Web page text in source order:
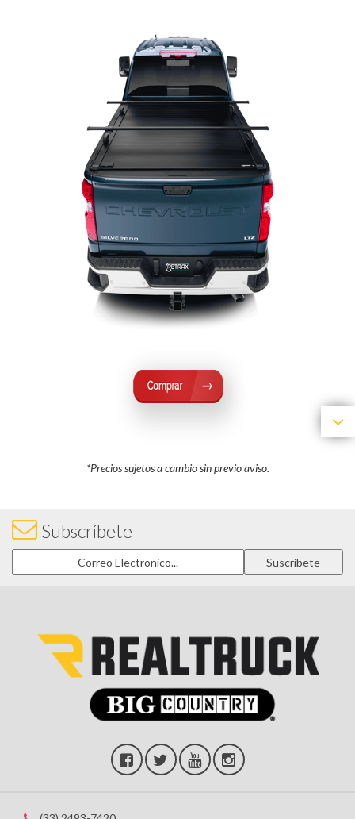
*Precios sujetos a cambio sin previo aviso.
Subscríbete